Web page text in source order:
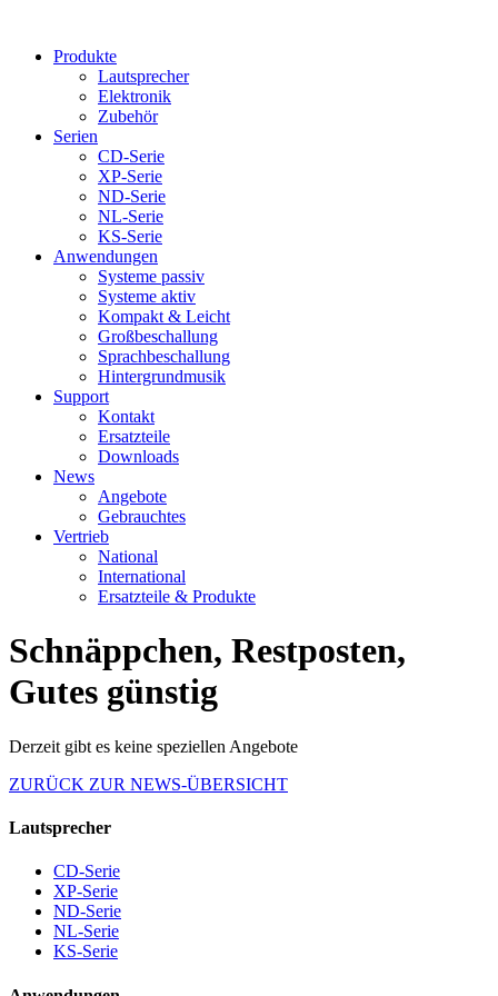
Produkte
Lautsprecher
Elektronik
Zubehör
Serien
CD-Serie
XP-Serie
ND-Serie
NL-Serie
KS-Serie
Anwendungen
Systeme passiv
Systeme aktiv
Kompakt & Leicht
Großbeschallung
Sprachbeschallung
Hintergrundmusik
Support
Kontakt
Ersatzteile
Downloads
News
Angebote
Gebrauchtes
Vertrieb
National
International
Ersatzteile & Produkte
Schnäppchen, Restposten,
Gutes günstig
Derzeit gibt es keine speziellen Angebote
ZURÜCK ZUR NEWS-ÜBERSICHT
Lautsprecher
CD-Serie
XP-Serie
ND-Serie
NL-Serie
KS-Serie